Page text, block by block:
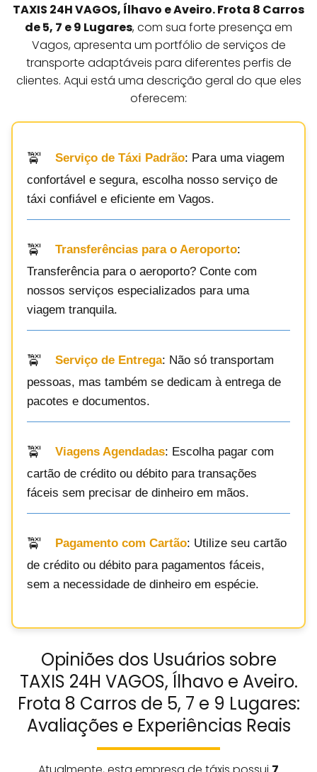
TAXIS 24H VAGOS, Ílhavo e Aveiro. Frota 8 Carros
de 5, 7 e 9 Lugares, com sua forte presença em
Vagos, apresenta um portfólio de serviços de
transporte adaptáveis para diferentes perfis de
clientes. Aqui está uma descrição geral do que eles
oferecem:
Serviço de Táxi Padrão: Para uma viagem
confortável e segura, escolha nosso serviço de
táxi confiável e eficiente em Vagos.
Transferências para o Aeroporto:
Transferência para o aeroporto? Conte com
nossos serviços especializados para uma
viagem tranquila.
Serviço de Entrega: Não só transportam
pessoas, mas também se dedicam à entrega de
pacotes e documentos.
Viagens Agendadas: Escolha pagar com
cartão de crédito ou débito para transações
fáceis sem precisar de dinheiro em mãos.
Pagamento com Cartão: Utilize seu cartão
de crédito ou débito para pagamentos fáceis,
sem a necessidade de dinheiro em espécie.
Opiniões dos Usuários sobre
TAXIS 24H VAGOS, Ílhavo e Aveiro.
Frota 8 Carros de 5, 7 e 9 Lugares:
Avaliações e Experiências Reais